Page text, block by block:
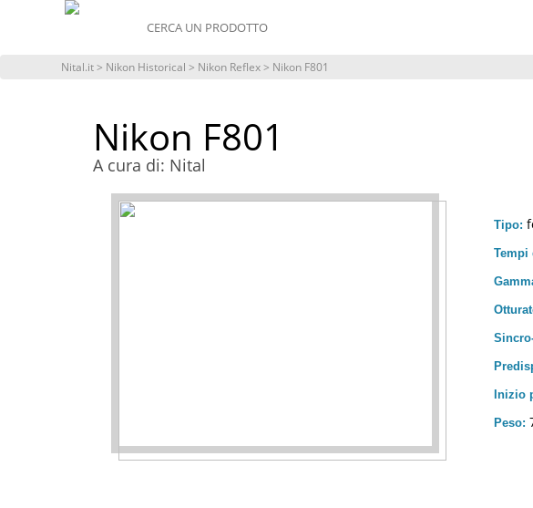
Nital.it> Nikon Historical > Nikon Reflex> Nikon F801
Nikon F801
A cura di: Nital
Tipo:
Tempi
Inizio
Peso: